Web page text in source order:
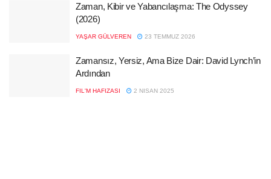
Zaman, Kibir ve Yabancılaşma: The Odyssey
(2026)
YAŞAR GÜLVEREN 23 TEMMUZ 2026
Zamansız, Yersiz, Ama Bize Dair: David Lynch’in
Ardından
FIL'M HAFIZASI 2 NISAN 2025